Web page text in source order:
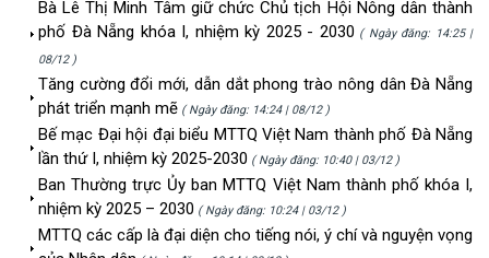
Bà Lê Thị Minh Tâm giữ chức Chủ tịch Hội Nông dân thành
phố Đà Nẵng khóa I, nhiệm kỳ 2025 - 2030 ( Ngày đăng: 14:25 |
08/12 )
Tăng cường đổi mới, dẫn dắt phong trào nông dân Đà Nẵng
phát triển mạnh mẽ ( Ngày đăng: 14:24 | 08/12 )
Bế mạc Đại hội đại biểu MTTQ Việt Nam thành phố Đà Nẵng
lần thứ I, nhiệm kỳ 2025-2030 ( Ngày đăng: 10:40 | 03/12 )
Ban Thường trực Ủy ban MTTQ Việt Nam thành phố khóa I,
nhiệm kỳ 2025 – 2030 ( Ngày đăng: 10:24 | 03/12 )
MTTQ các cấp là đại diện cho tiếng nói, ý chí và nguyện vọng